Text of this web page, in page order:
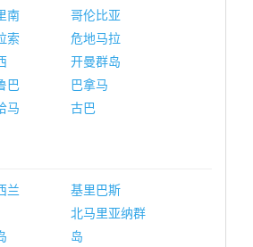
南
哥伦比亚
索
危地马拉
开曼群岛
巴
巴拿马
马 古巴
兰
基里巴斯
北马里亚纳群
岛